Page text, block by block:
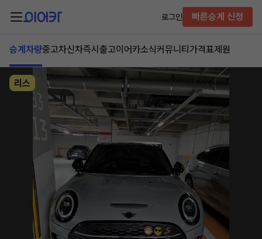
로그인 빠른승계 신청
승계차량중고차신차즉시출고이어카소식커뮤니티 가격표제원
리스